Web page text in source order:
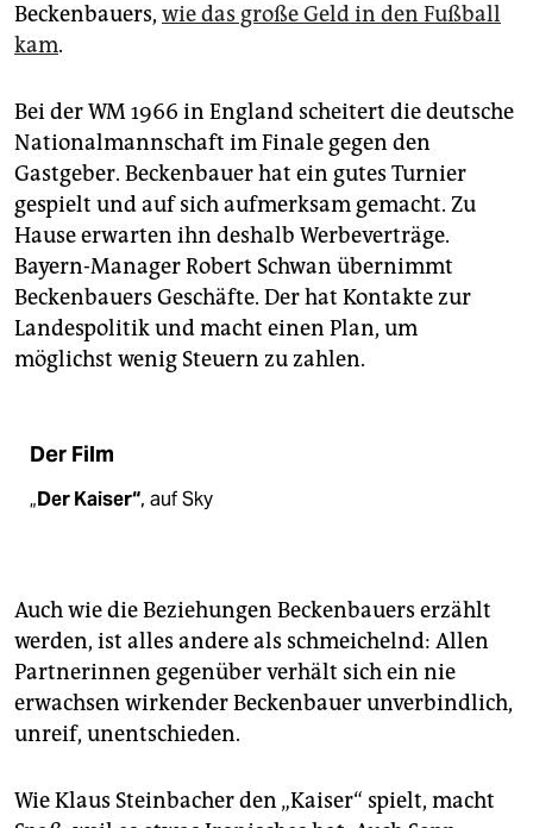
Beckenbauers, wie das große Geld in den Fußball
kam.
Bei der WM 1966 in England scheitert die deutsche
Nationalmannschaft im Finale gegen den
Gastgeber. Beckenbauer hat ein gutes Turnier
gespielt und auf sich aufmerksam gemacht. Zu
Hause erwarten ihn deshalb Werbeverträge.
Bayern-Manager Robert Schwan übernimmt
Beckenbauers Geschäfte. Der hat Kontakte zur
Landespolitik und macht einen Plan, um
möglichst wenig Steuern zu zahlen.
Der Film
„Der Kaiser“, auf Sky
Auch wie die Beziehungen Beckenbauers erzählt
werden, ist alles andere als schmeichelnd: Allen
Partnerinnen gegenüber verhält sich ein nie
erwachsen wirkender Beckenbauer unverbindlich,
unreif, unentschieden.
Wie Klaus Steinbacher den „Kaiser“ spielt, macht